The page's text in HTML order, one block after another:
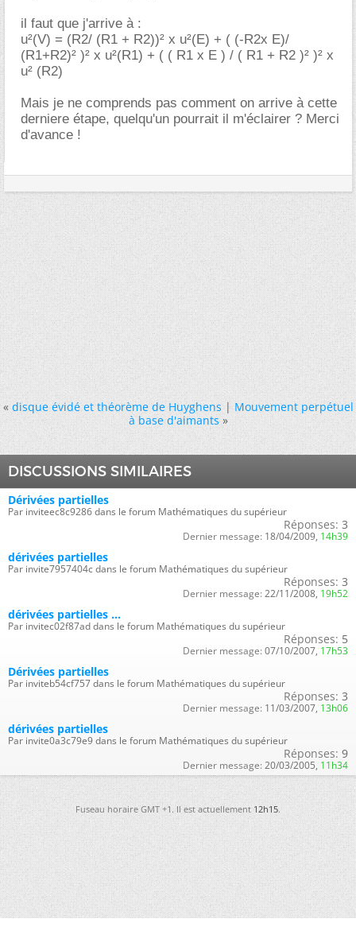
il faut que j'arrive à :
u²(V) = (R2/ (R1 + R2))² x u²(E) + ( (-R2x E)/
(R1+R2)² )² x u²(R1) + ( ( R1 x E ) / ( R1 + R2 )² )² x
u² (R2)
Mais je ne comprends pas comment on arrive à cette
derniere étape, quelqu'un pourrait il m'éclairer ? Merci
d'avance !
« disque évidé et théorème de Huyghens|Mouvement perpétuel
à base d'aimants »
DISCUSSIONS SIMILAIRES
Dérivées partielles
Par inviteec8c9286 dans le forum Mathématiques du supérieur
Réponses: 3
Dernier message: 18/04/2009, 14h39
dérivées partielles
Par invite7957404c dans le forum Mathématiques du supérieur
Réponses: 3
Dernier message: 22/11/2008, 19h52
dérivées partielles ...
Par invitec02f87ad dans le forum Mathématiques du supérieur
Réponses: 5
Dernier message: 07/10/2007, 17h53
Dérivées partielles
Par inviteb54cf757 dans le forum Mathématiques du supérieur
Réponses: 3
Dernier message: 11/03/2007, 13h06
dérivées partielles
Par invite0a3c79e9 dans le forum Mathématiques du supérieur
Réponses: 9
Dernier message: 20/03/2005, 11h34
Fuseau horaire GMT +1. Il est actuellement12h15.